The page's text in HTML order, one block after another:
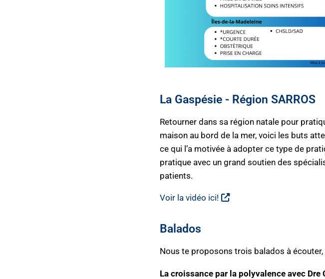
La Gaspésie - Région SARROS
Retourner dans sa région natale pour
maison au bord de la mer, voici les buts
ce qui l’a motivée à adopter ce type de
pratique avec un grand soutien des
patients.
Voir la vidéo ici!
Balados
Nous te proposons trois balados à
La croissance par la polyvalence avec Dre